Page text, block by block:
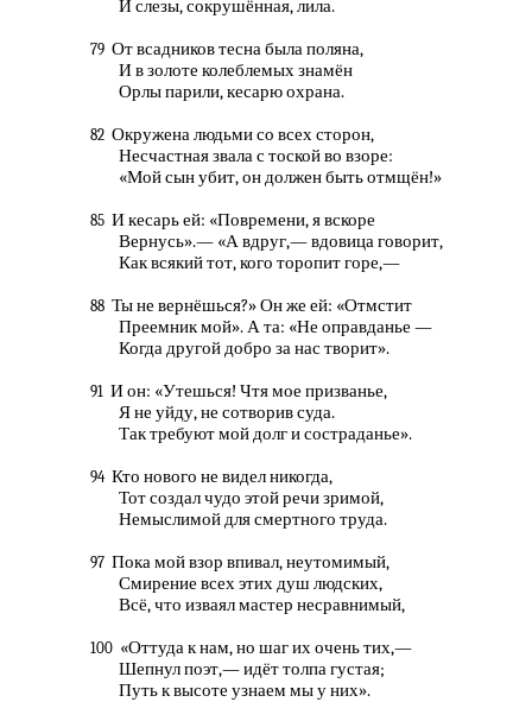
И слезы, сокрушённая, лила.
79От всадников тесна была поляна,
И в золоте колеблемых знамён
Орлы парили, кесарю охрана.
82Окружена людьми со всех сторон,
Несчастная звала с тоской во взоре:
«Мой сын убит, он должен быть отмщён!»
85И кесарь ей: «Повремени, я вскоре
Вернусь».— «А вдруг,— вдовица говорит,
Как всякий тот, кого торопит горе,—
88Ты не вернёшься?» Он же ей: «Отмстит
Преемник мой». А та: «Не оправданье —
Когда другой добро за нас творит».
91И он: «Утешься! Чтя мое призванье,
Я не уйду, не сотворив суда.
Так требуют мой долг и состраданье».
94Кто нового не видел никогда,
Тот создал чудо этой речи зримой,
Немыслимой для смертного труда.
97Пока мой взор впивал, неутомимый,
Смирение всех этих душ людских,
Всё, что изваял мастер несравнимый,
100«Оттуда к нам, но шаг их очень тих,—
Шепнул поэт,— идёт толпа густая;
Путь к высоте узнаем мы у них».